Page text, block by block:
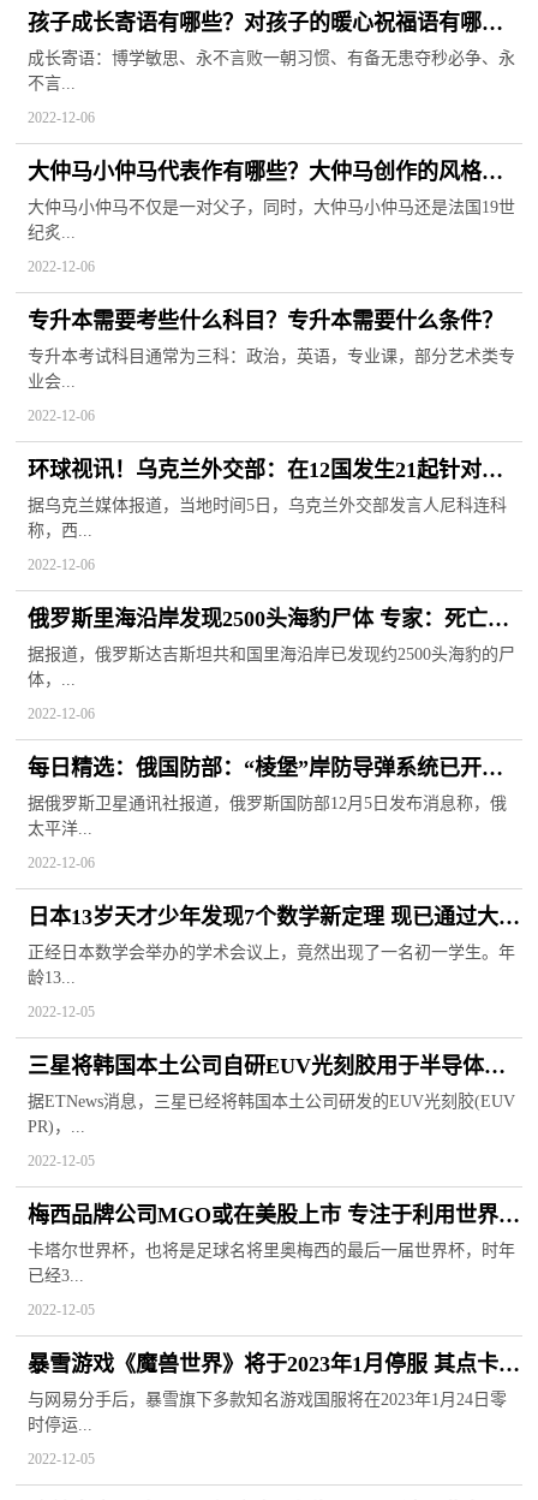
孩子成长寄语有哪些？对孩子的暖心祝福语有哪
些？
成长寄语：博学敏思、永不言败一朝习惯、有备无患夺秒必争、永
不言...
2022-12-06
大仲马小仲马代表作有哪些？大仲马创作的风格特
点是什么？
大仲马小仲马不仅是一对父子，同时，大仲马小仲马还是法国19世
纪炙...
2022-12-06
专升本需要考些什么科目？专升本需要什么条件？
专升本考试科目通常为三科：政治，英语，专业课，部分艺术类专
业会...
2022-12-06
环球视讯！乌克兰外交部：在12国发生21起针对乌
外交官威胁事件
据乌克兰媒体报道，当地时间5日，乌克兰外交部发言人尼科连科
称，西...
2022-12-06
俄罗斯里海沿岸发现2500头海豹尸体 专家：死亡数
量会继续攀升:焦点快播
据报道，俄罗斯达吉斯坦共和国里海沿岸已发现约2500头海豹的尸
体，...
2022-12-06
每日精选：俄国防部：“棱堡”岸防导弹系统已开始
在千岛群岛执行任务
据俄罗斯卫星通讯社报道，俄罗斯国防部12月5日发布消息称，俄
太平洋...
2022-12-06
日本13岁天才少年发现7个数学新定理 现已通过大学
生数学水平测试
正经日本数学会举办的学术会议上，竟然出现了一名初一学生。年
龄13...
2022-12-05
三星将韩国本土公司自研EUV光刻胶用于半导体线
打破日本垄断局面
据ETNews消息，三星已经将韩国本土公司研发的EUV光刻胶(EUV
PR)，...
2022-12-05
梅西品牌公司MGO或在美股上市 专注于利用世界级
运动员的名气
卡塔尔世界杯，也将是足球名将里奥梅西的最后一届世界杯，时年
已经3...
2022-12-05
暴雪游戏《魔兽世界》将于2023年1月停服 其点卡价
格飞速上涨
与网易分手后，暴雪旗下多款知名游戏国服将在2023年1月24日零
时停运...
2022-12-05